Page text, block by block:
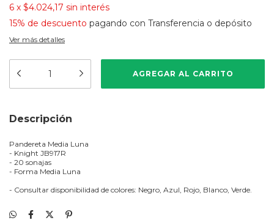
6 x $4.024,17 sin interés
15% de descuento pagando con Transferencia o depósito
Ver más detalles
Descripción
Pandereta Media Luna
- Knight JB917R
- 20 sonajas
- Forma Media Luna
- Consultar disponibilidad de colores: Negro, Azul, Rojo, Blanco, Verde.